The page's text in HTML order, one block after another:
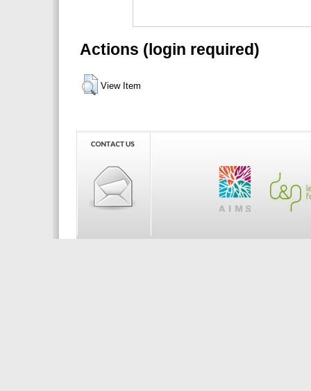
Actions (login required)
View Item